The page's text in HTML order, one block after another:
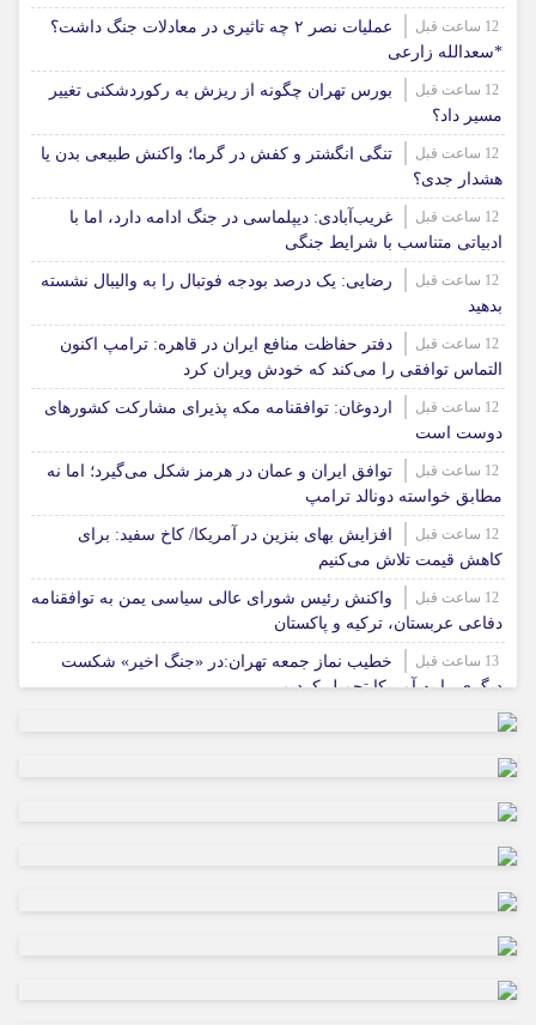
عملیات نصر ۲ چه تاثیری در معادلات جنگ داشت؟
*سعدالله زارعی
بورس تهران چگونه از ریزش به رکوردشکنی تغییر
مسیر داد؟
تنگی انگشتر و کفش در گرما؛ واکنش طبیعی بدن یا
هشدار جدی؟
غریب‌آبادی: دیپلماسی در جنگ ادامه دارد، اما با
ادبیاتی متناسب با شرایط جنگی
رضایی: یک درصد بودجه فوتبال را به والیبال نشسته
بدهید
دفتر حفاظت منافع ایران در قاهره: ترامپ اکنون
التماس توافقی را می‌کند که خودش ویران کرد
اردوغان: توافقنامه مکه پذیرای مشارکت کشورهای
دوست است
توافق ایران و عمان در هرمز شکل می‌گیرد؛ اما نه
مطابق خواسته دونالد ترامپ
افزایش بهای بنزین در آمریکا/ کاخ سفید: برای
کاهش قیمت تلاش می‌کنیم
واکنش رئیس شورای عالی سیاسی یمن به توافقنامه
دفاعی عربستان، ترکیه و پاکستان
خطیب نماز جمعه تهران:در «جنگ اخیر» شکست
دیگری را به آمریکا تحمیل کردیم
18 ساعت قبل
دشمن را بی‌اثر کرده است
21 ساعت قبل